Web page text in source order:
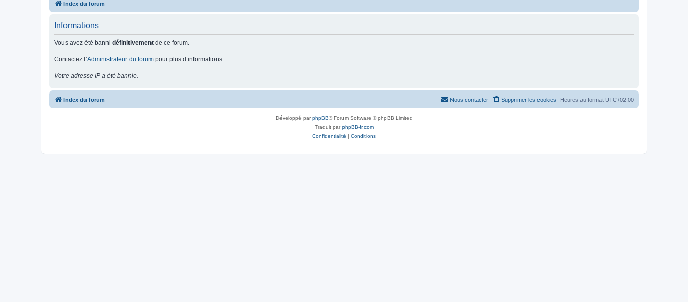
Index du forum
Informations
Vous avez été banni définitivement de ce forum.
Contactez l’Administrateur du forum pour plus d’informations.
Votre adresse IP a été bannie.
Index du forum Heures au format UTC+02:00
Supprimer les cookies
Nous contacter
Développé parphpBB® Forum Software © phpBB Limited
Traduit parphpBB-fr.com
Confidentialité | Conditions